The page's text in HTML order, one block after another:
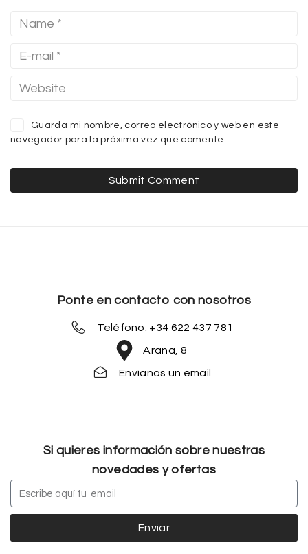
Guarda mi nombre, correo electrónico y web en este
navegador para la próxima vez que comente.
Ponte en contacto con nosotros
Teléfono: +34 622 437 781
Arana, 8
Envíanos un email
Si quieres información sobre nuestras
novedades y ofertas
Enviar